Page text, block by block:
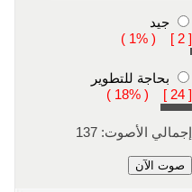
جيد
[ 2 ] ( 1% )
بحاجة للتطوير
[ 24 ] ( 18% )
إجمالي الأصوت: 137